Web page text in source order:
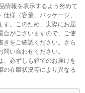
情報を表示するよう努めて
様（容量、パッケージ、
す。このため、実際にお届
合がございますので、ご使
きをご確認ください。さら
い合わせください。
、必ずしも箱でのお届けを
の在庫状況等により異なる